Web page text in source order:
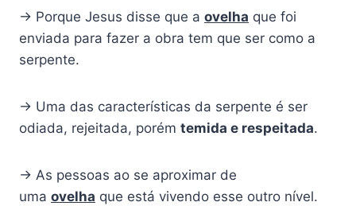
→ Porque Jesus disse que a ovelha que foi
enviada para fazer a obra tem que ser como a
serpente.
→ Uma das características da serpente é ser
odiada, rejeitada, porém temida e respeitada.
→ As pessoas ao se aproximar de
uma ovelha que está vivendo esse outro nível.